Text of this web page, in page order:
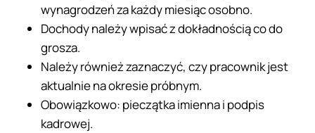
wynagrodzeń za każdy miesiąc osobno.
Dochody należy wpisać z dokładnością co do
grosza.
Należy również zaznaczyć, czy pracownik jest
aktualnie na okresie próbnym.
Obowiązkowo: pieczątka imienna i podpis
kadrowej.